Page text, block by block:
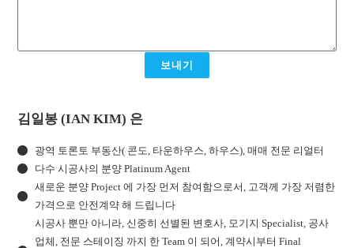
보내기
김일봉 (IAN KIM) 은
광역 토론토 부동산( 콘도, 타운하우스, 하우스), 매매 전문 리얼터
다수 시공사의 분양 Platinum Agent
새로운 분양 Project 에 가장 먼저 참여함으로서, 고객께 가장 저렴한
가격으로 안전계약 해 드립니다
시공사 뿐만 아니라, 신중히 선별된 변호사, 모기지 Specialist, 공사
업체, 전문 스테이징 까지 한 Team 이 되어, 계약시부터 Final